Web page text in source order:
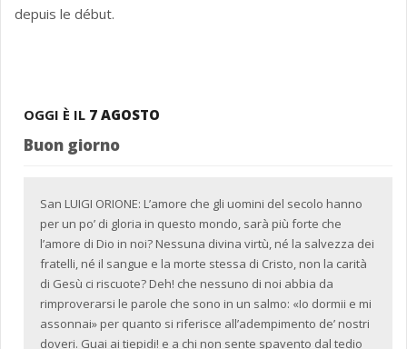
depuis le début.
OGGI È IL 7 AGOSTO
Buon giorno
San LUIGI ORIONE: L’amore che gli uomini del secolo hanno
per un po’ di gloria in questo mondo, sarà più forte che
l’amore di Dio in noi? Nessuna divina virtù, né la salvezza dei
fratelli, né il sangue e la morte stessa di Cristo, non la carità
di Gesù ci riscuote? Deh! che nessuno di noi abbia da
rimproverarsi le parole che sono in un salmo: «Io dormii e mi
assonnai» per quanto si riferisce all’adempimento de’ nostri
doveri. Guai ai tiepidi! e a chi non sente spavento dal tedio